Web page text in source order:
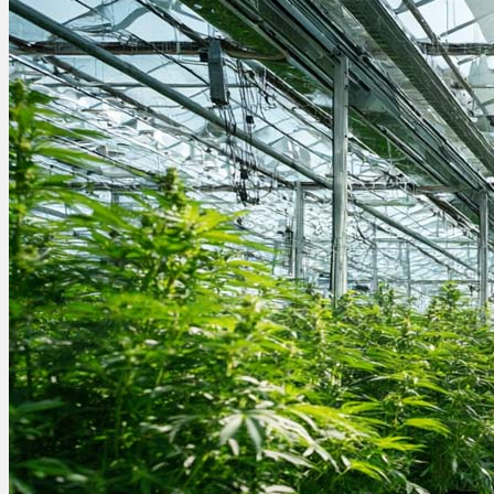
Schlafstörungen
Cannabis Ärzte
Cannabis Rezept
Cannabis Apotheke
Wissen
Cannabis Wirkung
Medizinisches Cannabis